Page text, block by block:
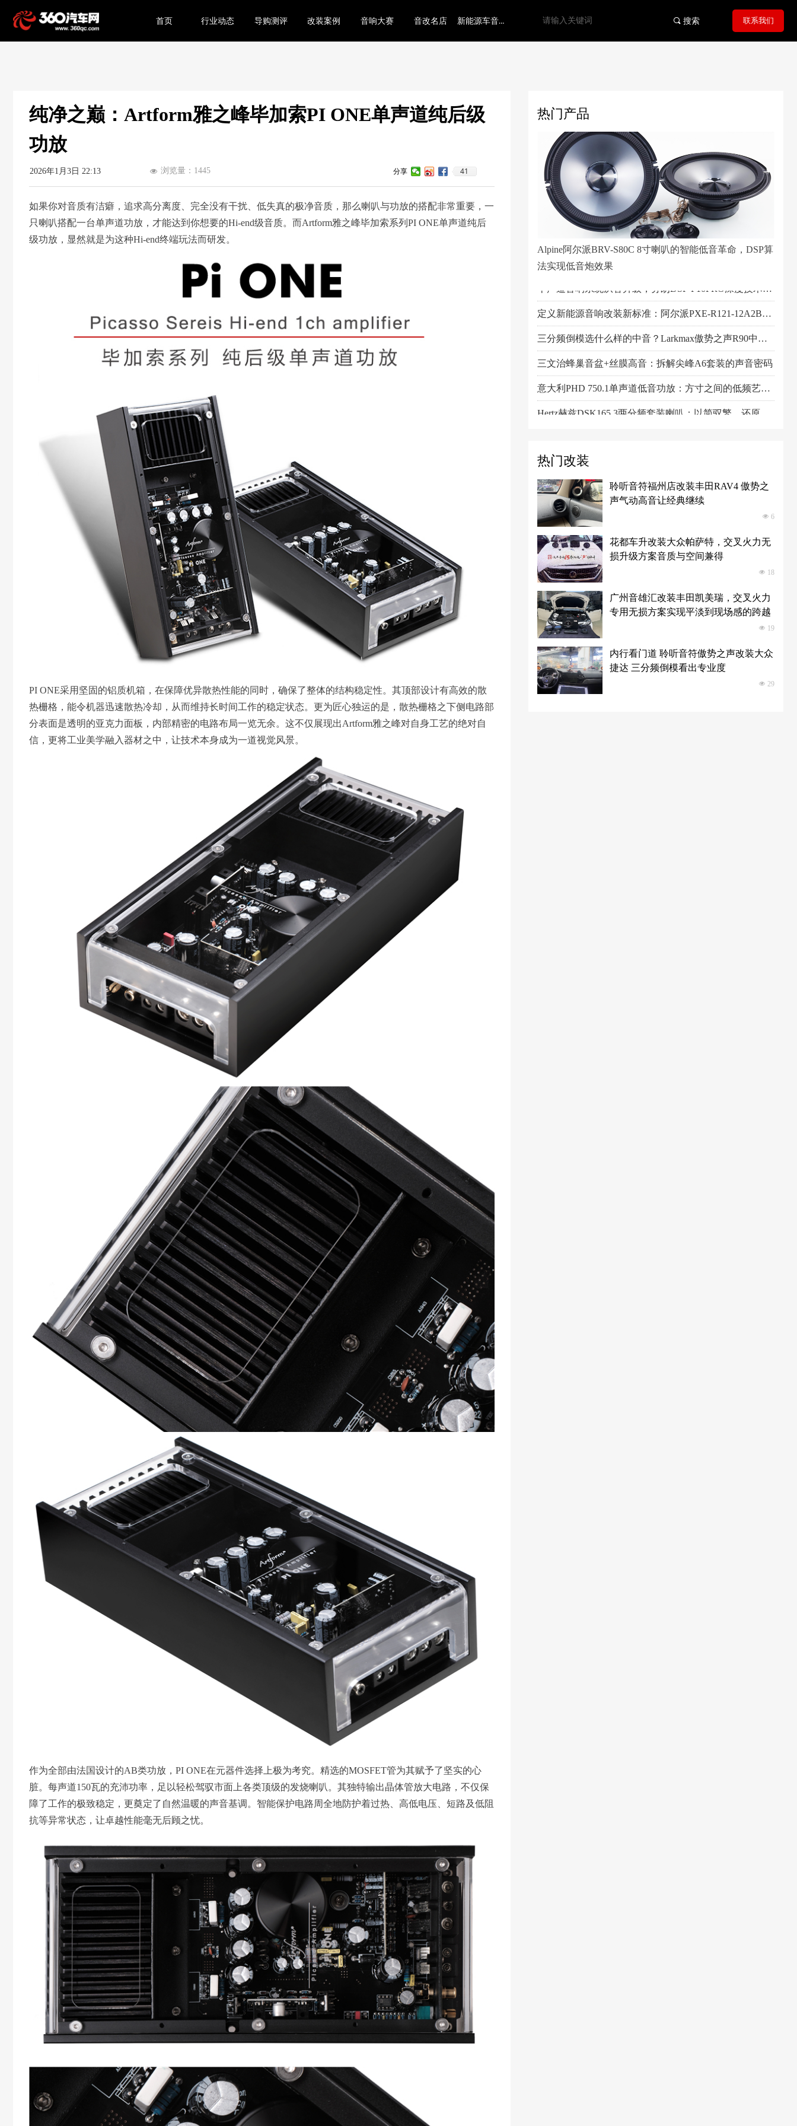
首页 行业动态 导购测评 改装案例 音响大赛 音改名店 新能源车音响底层逻辑 끠 搜索 联系我们
纯净之巅：Artform雅之峰毕加索PI ONE单声道纯后级
功放
如果你对音质有洁癖，追求高分离度、完全没有干扰、低失真的极净音质，那么喇叭与功放的搭配非常重要，一
只喇叭搭配一台单声道功放，才能达到你想要的Hi-end级音质。而Artform雅之峰毕加索系列PI ONE单声道纯后
级功放，显然就是为这种Hi-end终端玩法而研发。
PI ONE采用坚固的铝质机箱，在保障优异散热性能的同时，确保了整体的结构稳定性。其顶部设计有高效的散
热栅格，能令机器迅速散热冷却，从而维持长时间工作的稳定状态。更为匠心独运的是，散热栅格之下侧电路部
分表面是透明的亚克力面板，内部精密的电路布局一览无余。这不仅展现出Artform雅之峰对自身工艺的绝对自
信，更将工业美学融入器材之中，让技术本身成为一道视觉风景。
作为全部由法国设计的AB类功放，PI ONE在元器件选择上极为考究。精选的MOSFET管为其赋予了坚实的心
脏。每声道150瓦的充沛功率，足以轻松驾驭市面上各类顶级的发烧喇叭。其独特输出晶体管放大电路，不仅保
障了工作的极致稳定，更奠定了自然温暖的声音基调。智能保护电路周全地防护着过热、高低电压、短路及低阻
抗等异常状态，让卓越性能毫无后顾之忧。
2026年1月3日 22:13 分享 41
넶 浏览量： 1445
热门改装
聆听音符福州店改装丰田RAV4 傲势之
声气动高音让经典继续
넶 6
花都车升改装大众帕萨特，交叉火力无
损升级方案音质与空间兼得
넶 18
广州音雄汇改装丰田凯美瑞，交叉火力
专用无损方案实现平淡到现场感的跨越
넶 19
内行看门道 聆听音符傲势之声改装大众
捷达 三分频倒模看出专业度
넶 29
热门产品
Alpine阿尔派BRV-S80C 8寸喇叭的智能低音革命，DSP算
法实现低音炮效果